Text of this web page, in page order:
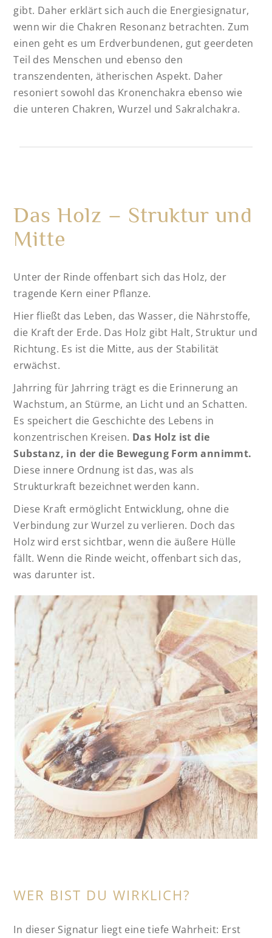
gibt. Daher erklärt sich auch die Energiesignatur,
wenn wir die Chakren Resonanz betrachten. Zum
einen geht es um Erdverbundenen, gut geerdeten
Teil des Menschen und ebenso den
transzendenten, ätherischen Aspekt. Daher
resoniert sowohl das Kronenchakra ebenso wie
die unteren Chakren, Wurzel und Sakralchakra.
Das Holz – Struktur und
Mitte
Unter der Rinde offenbart sich das Holz, der
tragende Kern einer Pflanze.
Hier fließt das Leben, das Wasser, die Nährstoffe,
die Kraft der Erde. Das Holz gibt Halt, Struktur und
Richtung. Es ist die Mitte, aus der Stabilität
erwächst.
Jahrring für Jahrring trägt es die Erinnerung an
Wachstum, an Stürme, an Licht und an Schatten.
Es speichert die Geschichte des Lebens in
konzentrischen Kreisen. Das Holz ist die
Substanz, in der die Bewegung Form annimmt.
Diese innere Ordnung ist das, was als
Strukturkraft bezeichnet werden kann.
Diese Kraft ermöglicht Entwicklung, ohne die
Verbindung zur Wurzel zu verlieren. Doch das
Holz wird erst sichtbar, wenn die äußere Hülle
fällt. Wenn die Rinde weicht, offenbart sich das,
was darunter ist.
WER BIST DU WIRKLICH?
In dieser Signatur liegt eine tiefe Wahrheit: Erst